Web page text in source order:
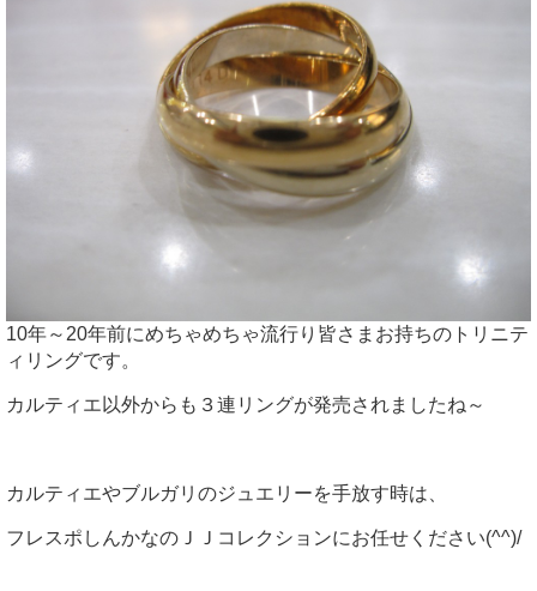
10年～20年前にめちゃめちゃ流行り皆さまお持ちのトリニテ
ィリングです。
カルティエ以外からも３連リングが発売されましたね～
カルティエやブルガリのジュエリーを手放す時は、
フレスポしんかなのＪＪコレクションにお任せください(^^)/